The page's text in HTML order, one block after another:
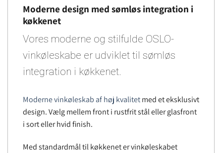
Moderne design med sømløs integration i
køkkenet
Vores moderne og stilfulde OSLO-
vinkøleskabe er udviklet til sømløs
integration i køkkenet.
Moderne vinkøleskab af høj kvalitetmed et eksklusivt
design. Vælg mellem front i rustfrit stål eller glasfront
i sort eller hvid finish.
Med standardmål til køkkenet er vinkøleskabet